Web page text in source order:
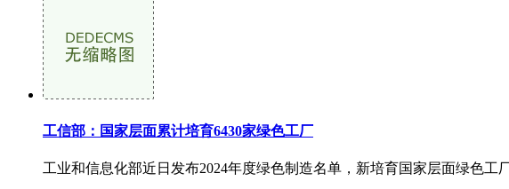
工信部：国家层面累计培育6430家绿色工厂
工业和信息化部近日发布2024年度绿色制造名单，新培育国家层面绿色